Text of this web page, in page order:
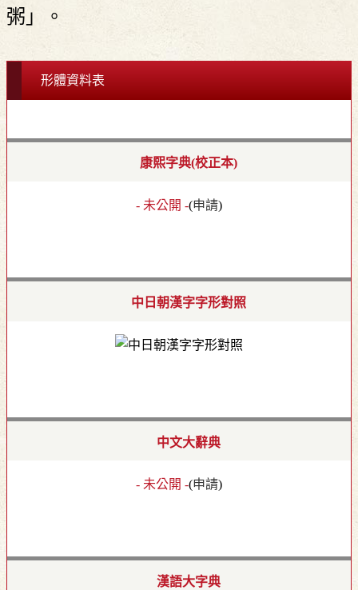
粥」。
形體資料表
康熙字典(校正本)
- 未公開 -(申請)
中日朝漢字字形對照
中文大辭典
- 未公開 -(申請)
漢語大字典